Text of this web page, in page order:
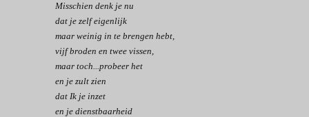
Misschien denk je nu
dat je zelf eigenlijk
maar weinig in te brengen hebt,
vijf broden en twee vissen,
maar toch...probeer het
en je zult zien
dat Ik je inzet
en je dienstbaarheid